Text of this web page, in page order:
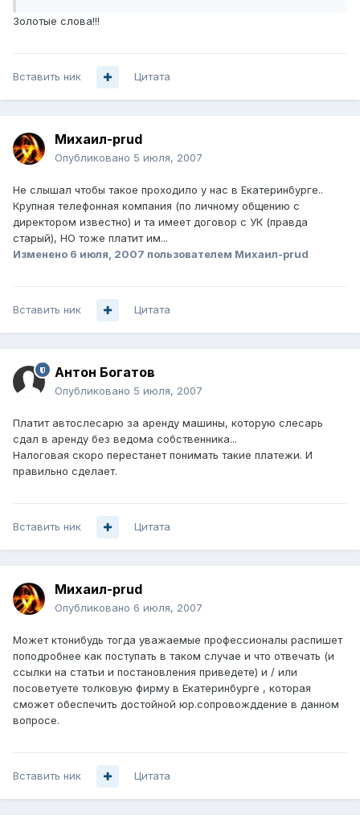
Золотые слова!!!
Вставить ник Цитата
Михаил-prud
Опубликовано 5 июля, 2007
Не слышал чтобы такое проходило у нас в Екатеринбурге..
Крупнaя телефонная компания (по личному общению с
директором известно) и та имеет договор с УК (правда
старый), НО тоже платит им...
Изменено 6 июля, 2007 пользователем Михаил-prud
Вставить ник Цитата
Антон Богатов
Опубликовано 5 июля, 2007
Платит автослесарю за аренду машины, которую слесарь
сдал в аренду без ведома собственника...
Налоговая скоро перестанет понимать такие платежи. И
правильно сделает.
Вставить ник Цитата
Михаил-prud
Опубликовано 6 июля, 2007
Может ктонибудь тогда уважаемые профессионалы распишет
поподробнее как поступать в таком случае и что отвечать (и
ссылки на статьи и постановления приведете) и / или
посоветуете толковую фирму в Екатеринбурге , которая
сможет обеспечить достойной юр.сопровожддение в данном
вопросе.
Вставить ник Цитата